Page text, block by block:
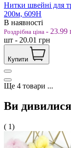
Нитки швейні для
200м, 609Н
В наявності
Роздрібна ціна - 23.99
шт - 20.01 грн
Купити
Ще 4 товари ...
Ви дивилися
( 1)